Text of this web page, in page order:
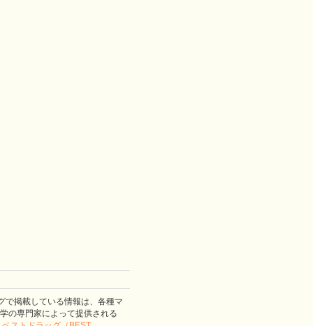
で掲載している情報は、各種マ
の専門家によって提供される